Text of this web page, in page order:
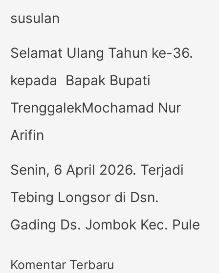
susulan
Selamat Ulang Tahun ke-36.
kepada Bapak Bupati
TrenggalekMochamad Nur
Arifin
Senin, 6 April 2026. Terjadi
Tebing Longsor di Dsn.
Gading Ds. Jombok Kec. Pule
Komentar Terbaru